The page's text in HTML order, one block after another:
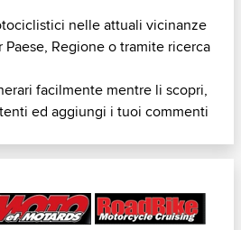
nelle attuali vicinanze
Regione o tramite ricerca
facilmente mentre li scopri,
ed aggiungi i tuoi commenti